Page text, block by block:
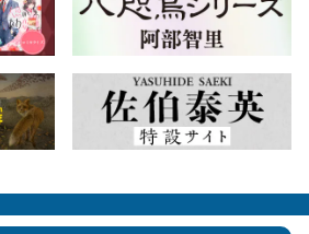
自費出版のご案内 お問合せ